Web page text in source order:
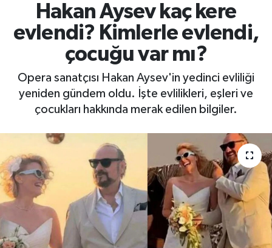
Hakan Aysev kaç kere
evlendi? Kimlerle evlendi,
çocuğu var mı?
Opera sanatçısı Hakan Aysev'in yedinci evliliği
yeniden gündem oldu. İşte evlilikleri, eşleri ve
çocukları hakkında merak edilen bilgiler.
Ekonomi
Güncel
Haberde İnsan
Kültür Sanat
Magazin
Manşet Altı
Manşetler
Tüm Manşetler
Son Dakika Haberleri
Haber Arşivi